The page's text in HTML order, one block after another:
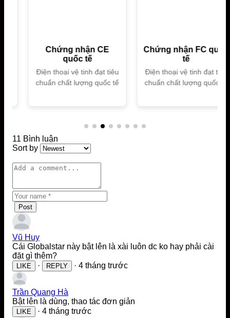
Chứng nhận CE
quốc tế
Điện thoại vệ tinh đạt tiêu
chuẩn chất lượng quốc tế
Chứng nhận FC quốc
Điện thoại vệ tinh đạt tiêu
chuẩn chất lượng quốc tế
11 Bình luận
Sort by
Post
Vũ Huy
Cái Globalstar này bật lên là xài luôn dc ko hay phải cài
đặt gì thêm?
LIKE · REPLY · 4 tháng trước
Trần Quang Hà
Bật lên là dùng, thao tác đơn giản
LIKE · 4 tháng trước